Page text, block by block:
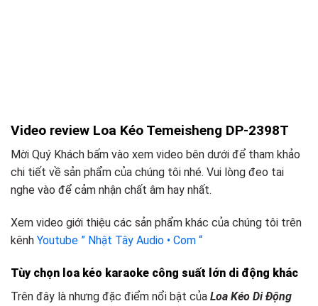
Video review Loa Kéo Temeisheng DP-2398T
Mời Quý Khách bấm vào xem video bên dưới để tham khảo
chi tiết về sản phẩm của chúng tôi nhé. Vui lòng đeo tai
nghe vào để cảm nhận chất âm hay nhất.
Xem video giới thiệu các sản phẩm khác của chúng tôi trên
kênh Youtube ” Nhật Tây Audio • Com “
Tùy chọn loa kéo karaoke công suất lớn d i động khác
Trên đây là nhưng đặc điểm nổi bật của Loa Kéo Di Động